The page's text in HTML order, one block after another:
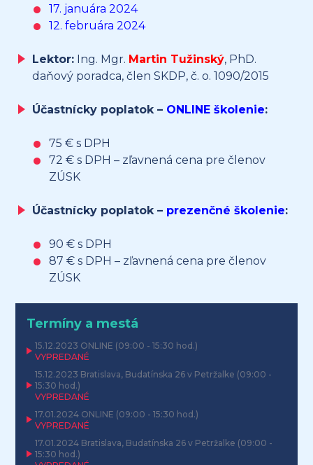
17. januára 2024
12. februára 2024
Lektor: Ing. Mgr. Martin Tužinský, PhD.
daňový poradca, člen SKDP, č. o. 1090/2015
Účastnícky poplatok – ONLINE školenie:
75 € s DPH
72 € s DPH – zľavnená cena pre členov
ZÚSK
Účastnícky poplatok – prezenčné školenie:
90 € s DPH
87 € s DPH – zľavnená cena pre členov
ZÚSK
Termíny a mestá
15.12.2023 ONLINE (09:00 - 15:30 hod.)
VYPREDANÉ
15.12.2023 Bratislava, Budatínska 26 v Petržalke (09:00 -
15:30 hod.)
VYPREDANÉ
17.01.2024 ONLINE (09:00 - 15:30 hod.)
VYPREDANÉ
17.01.2024 Bratislava, Budatínska 26 v Petržalke (09:00 -
15:30 hod.)